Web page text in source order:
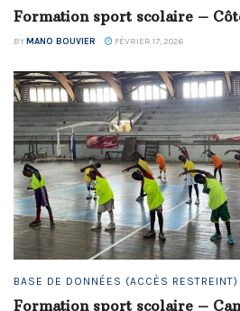
Formation sport scolaire –
BYMANO BOUVIER FÉVRIER 17, 2026
BASE DE DONNÉES (ACCÈS RESTREINT)
Formation sport scolaire –